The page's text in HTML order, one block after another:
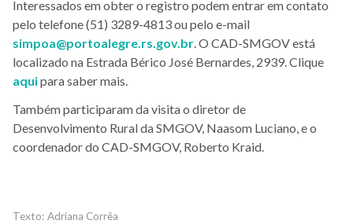
Interessados em obter o registro podem entrar em contato
pelo telefone (51) 3289-4813 ou pelo e-mail
simpoa@portoalegre.rs.gov.br. O CAD-SMGOV está
localizado na Estrada Bérico José Bernardes, 2939. Clique
aquipara saber mais.
Também participaram da visita o diretor de
Desenvolvimento Rural da SMGOV, Naasom Luciano, e o
coordenador do CAD-SMGOV, Roberto Kraid.
Adriana Corrêa